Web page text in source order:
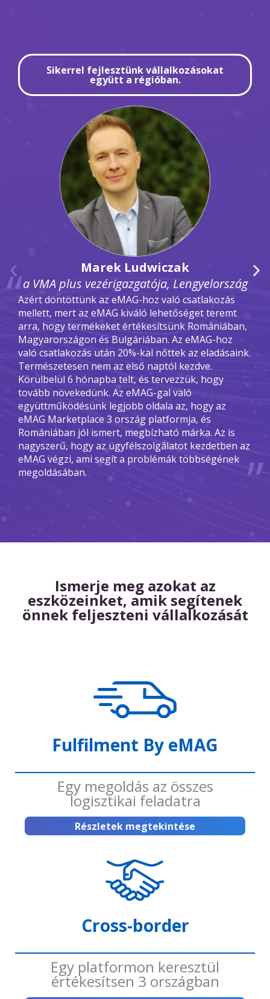
Sikerrel fejlesztünk vállalkozásokat
együtt a régióban.
Marek Ludwiczak
a VMA plus vezérigazgatója, Lengyelország
Azért döntöttünk az eMAG-hoz való csatlakozás
mellett, mert az eMAG kiváló lehetőséget teremt
arra, hogy termékeket értékesítsünk Romániában,
Magyarországon és Bulgáriában. Az eMAG-hoz
való csatlakozás után 20%-kal nőttek az eladásaink.
Természetesen nem az első naptól kezdve.
Körülbelül 6 hónapba telt, és tervezzük, hogy
tovább növekedünk. Az eMAG-gal való
együttműködésünk legjobb oldala az, hogy az
eMAG Marketplace 3 ország platformja, és
Romániában jól ismert, megbízható márka. Az is
nagyszerű, hogy az ügyfélszolgálatot kezdetben az
eMAG végzi, ami segít a problémák többségének
megoldásában.
Ismerje meg azokat az
eszközeinket, amik segítenek
önnek feljeszteni vállalkozását
Fulfilment By eMAG
Egy megoldás az összes
logisztikai feladatra
Részletek megtekintése
Cross-border
Egy platformon keresztül
értékesítsen 3 országban